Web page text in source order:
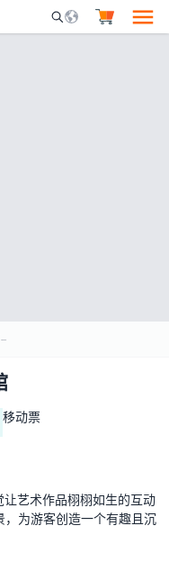
Mobile Search
Alive Museum 仁寺洞分馆
移动票
艺术作品栩栩如生的互动
为游客创造一个有趣且沉